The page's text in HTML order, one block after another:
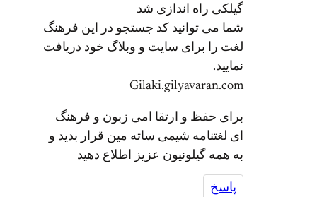
گیلکی راه اندازی شد
شما می توانید کد جستجو در این فرهنگ
لغت را برای سایت و وبلاگ خود دریافت
نمایید.
Gilaki.gilyavaran.com
برای حفظ و ارتقا امی زبون و فرهنگ
ای لغتنامه شیمی ساته مین قرار بدید و
به همه گیلونیون عزیز اطلاع دهید
پاسخ